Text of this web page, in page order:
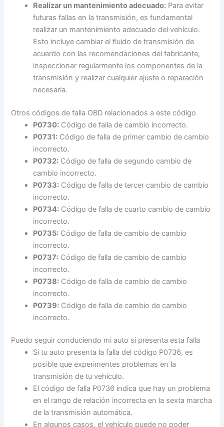
Realizar un mantenimiento adecuado: Para evitar
futuras fallas en la transmisión, es fundamental
realizar un mantenimiento adecuado del vehículo.
Esto incluye cambiar el fluido de transmisión de
acuerdo con las recomendaciones del fabricante,
inspeccionar regularmente los componentes de la
transmisión y realizar cualquier ajuste o reparación
necesaria.
Otros códigos de falla OBD relacionados a este código
P0730: Código de falla de cambio incorrecto.
P0731: Código de falla de primer cambio de cambio
incorrecto.
P0732: Código de falla de segundo cambio de
cambio incorrecto.
P0733: Código de falla de tercer cambio de cambio
incorrecto.
P0734: Código de falla de cuarto cambio de cambio
incorrecto.
P0735: Código de falla de cambio de cambio
incorrecto.
P0737: Código de falla de cambio de cambio
incorrecto.
P0738: Código de falla de cambio de cambio
incorrecto.
P0739: Código de falla de cambio de cambio
incorrecto.
Puedo seguir conduciendo mi auto si presenta esta falla
Si tu auto presenta la falla del código P0736, es
posible que experimentes problemas en la
transmisión de tu vehículo.
El código de falla P0736 indica que hay un problema
en el rango de relación incorrecta en la sexta marcha
de la transmisión automática.
En algunos casos, el vehículo puede no poder